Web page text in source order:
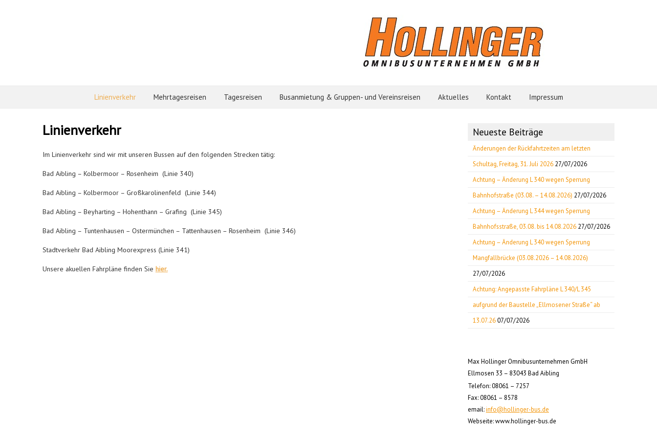
Linienverkehr Mehrtagesreisen Tagesreisen Busanmietung & Gruppen- und Vereinsreisen Aktuelles Kontakt Impressum
Linienverkehr
Im Linienverkehr sind wir mit unseren Bussen auf den folgenden Strecken tätig:
Bad Aibling – Kolbermoor – Rosenheim (Linie 340)
Bad Aibling – Kolbermoor – Großkarolinenfeld (Linie 344)
Bad Aibling – Beyharting – Hohenthann – Grafing (Linie 345)
Bad Aibling – Tuntenhausen – Ostermünchen – Tattenhausen – Rosenheim (Linie 346)
Stadtverkehr Bad Aibling Moorexpress (Linie 341)
Unsere akuellen Fahrpläne finden Sie hier.
Neueste Beiträge
Änderungen der Rückfahrtzeiten am letzten
Schultag, Freitag, 31. Juli 2026 27/07/2026
Achtung – Änderung L 340 wegen Sperrung
Bahnhofstraße (03.08. – 14.08.2026) 27/07/2026
Achtung – Änderung L 344 wegen Sperrung
Bahnhofsstraße, 03.08. bis 14.08.2026 27/07/2026
Achtung – Änderung L 340 wegen Sperrung
Mangfallbrücke (03.08.2026 – 14.08.2026)
27/07/2026
Achtung: Angepasste Fahrpläne L 340/L 345
aufgrund der Baustelle „Ellmosener Straße“ ab
13.07.2607/07/2026
Max Hollinger Omnibusunternehmen GmbH
Ellmosen 33 – 83043 Bad Aibling
Telefon: 08061 – 7257
Fax: 08061 – 8578
email:info@hollinger-bus.de
Webseite: www.hollinger-bus.de